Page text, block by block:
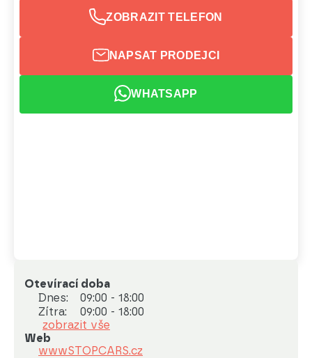
ZOBRAZIT TELEFON
NAPSAT PRODEJCI
WHATSAPP
Otevírací doba
Dnes:
09:00 - 18:00
Zítra:
09:00 - 18:00
zobrazit vše
Web
wwwSTOPCARS.cz